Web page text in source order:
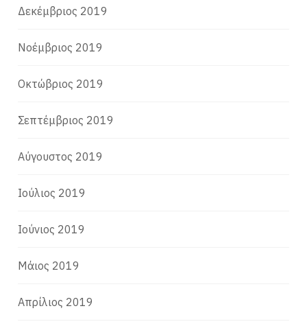
Δεκέμβριος 2019
Νοέμβριος 2019
Οκτώβριος 2019
Σεπτέμβριος 2019
Αύγουστος 2019
Ιούλιος 2019
Ιούνιος 2019
Μάιος 2019
Απρίλιος 2019